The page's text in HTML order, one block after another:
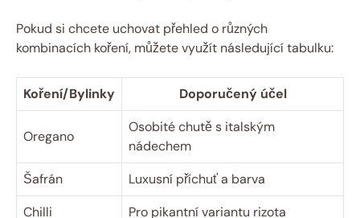
Pokud si chcete uchovat přehled o různých
kombinacích koření, můžete využít následující tabulku:
Koření/Bylinky Doporučený účel
Oregano
Osobité chutě s italským
nádechem
Šafrán
Luxusní příchuť a barva
Chilli
Pro pikantní variantu rizota